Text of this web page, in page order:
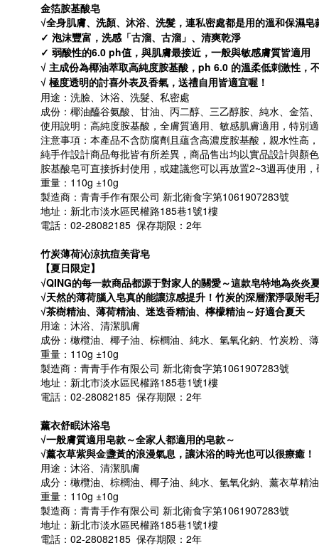
金箔胺基酸皂
√全身肌膚、洗顏、沐浴、洗髮，連私密處都是用的溫和保濕皂
✓ 泡沫豐富，洗感「古溜、古溜」、清爽乾淨
✓ 弱酸性的6.0 ph值，與肌膚最接近，一般與敏感膚質皆適用
√ 主成份為椰油萃取高純度胺基酸， ph 6.0 的溫柔低刺激性，
√ 極度透明的討喜外表及香氣，送禮自用皆適宜喔！
用途：洗臉、沐浴、洗髮、私密處
成份：椰油醯谷氨酸、甘油、丙二醇、三乙醇胺、純水、金箔
使用說明：高純度胺基酸，全膚質適用、敏感肌膚適用，特別
注意事項： 本產品不含防腐劑且蘊含高濃度胺基酸，親水性高
純手作設計商品每批皆有所差異，商品售出均以實品設計與顏
胺基酸皂可直接拆封使用，或建議您可以再放置2~3週再使用
重量：110g ±10g
製造商：青青手作有限公司 新北衛食字第1061907283號
地址：新北市淡水區民權路185巷1號1樓
電話：02-28082185 保存期限：2年
竹炭薄荷沁涼抗痘美背皂
【夏日限定】
√QING的每一款商品都源于對家人的關愛～這款皂特地為炎炎
√天然的薄荷腦入皂真的能讓涼感提升！竹炭的深層潔淨吸附
√茶樹精油、薄荷精油、迷迭香精油、檸檬精油～好適合夏天
用途：沐浴、清潔肌膚
成份：橄欖油、椰子油、棕櫚油、純水、氫氧化鈉、竹炭粉、
重量：110g ±10g
製造商：青青手作有限公司 新北衛食字第1061907283號
地址：新北市淡水區民權路185巷1號1樓
電話：02-28082185 保存期限：2年
薰衣舒眠沐浴皂
√一般膚質適用皂款～全家人都適用的皂款～
√薰衣草紫與金盞黃的浪漫氣息，讓沐浴的時光也可以很療癒！
用途：沐浴、清潔肌膚
成分： 橄欖油、棕櫚油、椰子油、純水、氫氧化鈉、 薰衣草精
重量：110g ±10g
製造商：青青手作有限公司 新北衛食字第1061907283號
地址：新北市淡水區民權路185巷1號1樓
電話：02-28082185 保存期限：2年